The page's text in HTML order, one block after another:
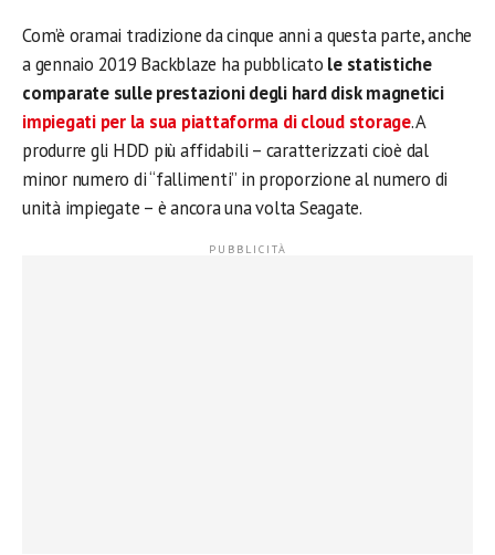
Com’è oramai tradizione da cinque anni a questa parte, anche
a gennaio 2019 Backblaze ha pubblicato le statistiche
comparate sulle prestazioni degli hard disk magnetici
impiegati per la sua piattaforma di cloud storage. A
produrre gli HDD più affidabili – caratterizzati cioè dal
minor numero di “fallimenti” in proporzione al numero di
unità impiegate – è ancora una volta Seagate.